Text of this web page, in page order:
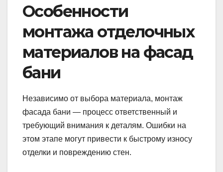
Особенности
монтажа отделочных
материалов на фасад
бани
Независимо от выбора материала, монтаж
фасада бани — процесс ответственный и
требующий внимания к деталям. Ошибки на
этом этапе могут привести к быстрому износу
отделки и повреждению стен.